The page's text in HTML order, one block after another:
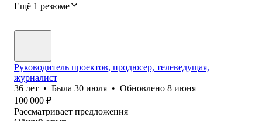
Ещё 1 резюме
Руководитель проектов, продюсер, телеведущая,
журналист
36 лет • Была 30 июля • Обновлено 8 июня
100 000 ₽
Рассматривает предложения